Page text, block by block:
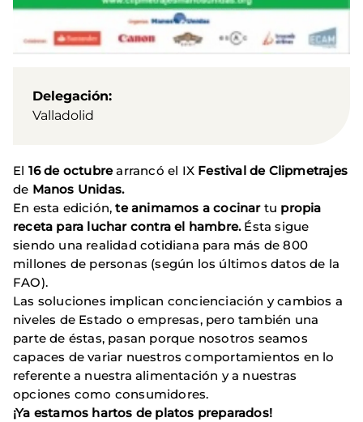
Delegación
Valladolid
El 16 de octubrearrancó el IX Festival de Clipmetrajes
de Manos Unidas.
En esta edición,te animamos a cocinartu propia
receta para luchar contra el hambre.Ésta sigue
siendo una realidad cotidiana para más de 800
millones de personas (según los últimos datos de la
FAO).
Las soluciones implican concienciación y cambios a
niveles de Estado o empresas, pero también una
parte de éstas, pasan porque nosotros seamos
capaces de variar nuestros comportamientos en lo
referente a nuestra alimentación y a nuestras
opciones como consumidores.
¡Ya estamos hartos de platos preparados!